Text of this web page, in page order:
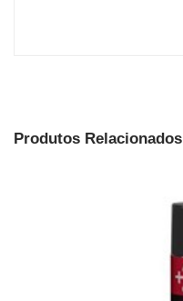
Produtos Relacionados